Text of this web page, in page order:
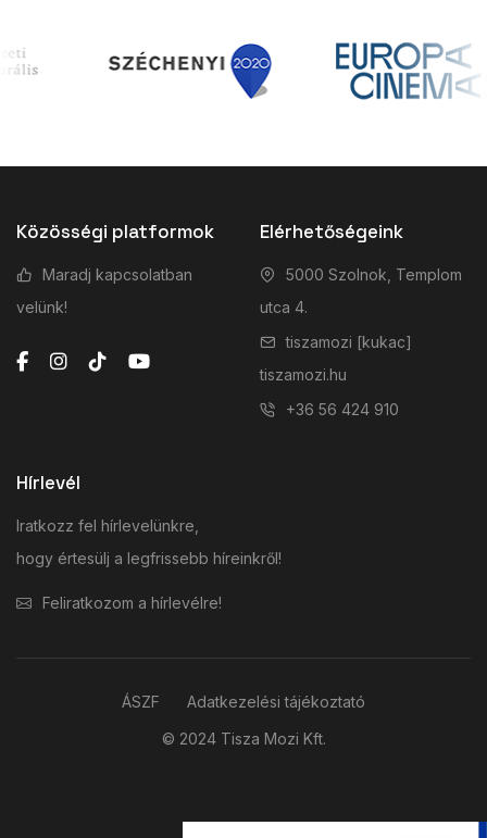
Közösségi platformok
Maradj kapcsolatban
velünk!
Elérhetőségeink
5000 Szolnok, Templom
utca 4.
tiszamozi [kukac]
tiszamozi.hu
+36 56 424 910
Hírlevél
Iratkozz fel hírlevelünkre,
hogy értesülj a legfrissebb híreinkről!
Feliratkozom a hírlevélre!
© 2024 Tisza Mozi Kft.
ÁSZF Adatkezelési tájékoztató